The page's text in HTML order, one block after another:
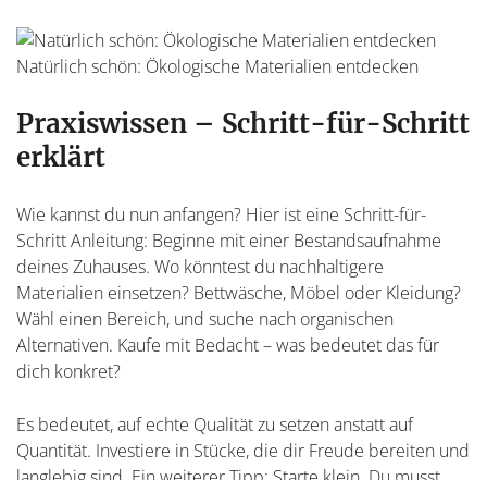
Natürlich schön: Ökologische Materialien entdecken
Praxiswissen – Schritt-für-Schritt
erklärt
Wie kannst du nun anfangen? Hier ist eine Schritt-für-
Schritt Anleitung: Beginne mit einer Bestandsaufnahme
deines Zuhauses. Wo könntest du nachhaltigere
Materialien einsetzen? Bettwäsche, Möbel oder Kleidung?
Wähl einen Bereich, und suche nach organischen
Alternativen. Kaufe mit Bedacht – was bedeutet das für
dich konkret?
Es bedeutet, auf echte Qualität zu setzen anstatt auf
Quantität. Investiere in Stücke, die dir Freude bereiten und